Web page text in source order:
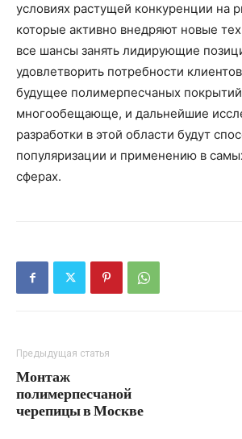
условиях растущей конкуренции на
которые активно внедряют новые
все шансы занять лидирующие
удовлетворить потребности
будущее полимерпесчаных
многообещающе, и дальнейшие
разработки в этой области будут
популяризации и применению в
сферах.
Предыдущая статья
Монтаж
полимерпесчаной
черепицы в Москве